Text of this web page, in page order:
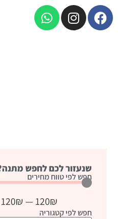
שנעזור לכם לחפש
חפש לפי טווח מחירים
120₪
—
120₪
חפש לפי קטגוריה